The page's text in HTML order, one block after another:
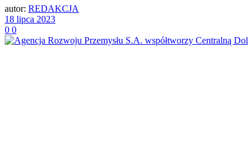
autor: REDAKCJA
18 lipca 2023
0 0